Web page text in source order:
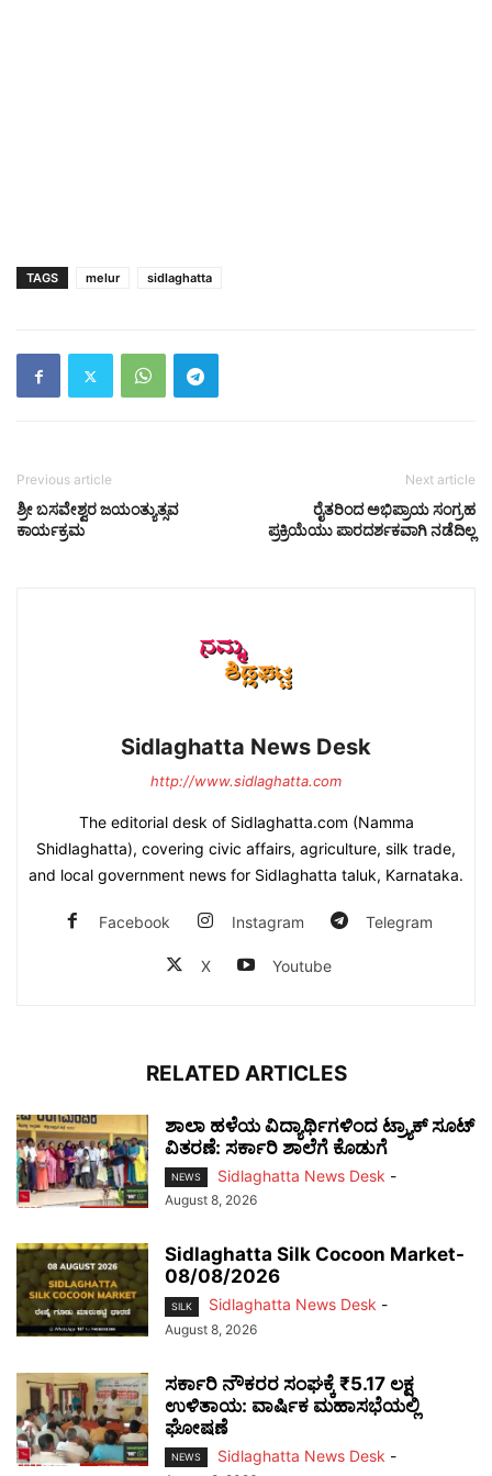
TAGS melur sidlaghatta
Previous article
ಶ್ರೀ ಬಸವೇಶ್ವರ ಜಯಂತ್ಯುತ್ಸವ
ಕಾರ್ಯಕ್ರಮ
Next article
ರೈತರಿಂದ ಅಭಿಪ್ರಾಯ ಸಂಗ್ರಹ
ಪ್ರಕ್ರಿಯೆಯು ಪಾರದರ್ಶಕವಾಗಿ ನಡೆದಿಲ್ಲ
Sidlaghatta News Desk
http://www.sidlaghatta.com
The editorial desk of Sidlaghatta.com (Namma
Shidlaghatta), covering civic affairs, agriculture, silk trade,
and local government news for Sidlaghatta taluk, Karnataka.
Facebook Instagram Telegram
X Youtube
RELATED ARTICLES
ಶಾಲಾ ಹಳೆಯ ವಿದ್ಯಾರ್ಥಿಗಳಿಂದ ಟ್ರ್ಯಾಕ್‌ ಸೂಟ್
ವಿತರಣೆ: ಸರ್ಕಾರಿ ಶಾಲೆಗೆ ಕೊಡುಗೆ
NEWS Sidlaghatta News Desk -
August 8, 2026
Sidlaghatta Silk Cocoon Market-
08/08/2026
SILK Sidlaghatta News Desk -
August 8, 2026
ಸರ್ಕಾರಿ ನೌಕರರ ಸಂಘಕ್ಕೆ ₹5.17 ಲಕ್ಷ
ಉಳಿತಾಯ: ವಾರ್ಷಿಕ ಮಹಾಸಭೆಯಲ್ಲಿ
ಘೋಷಣೆ
NEWS Sidlaghatta News Desk -